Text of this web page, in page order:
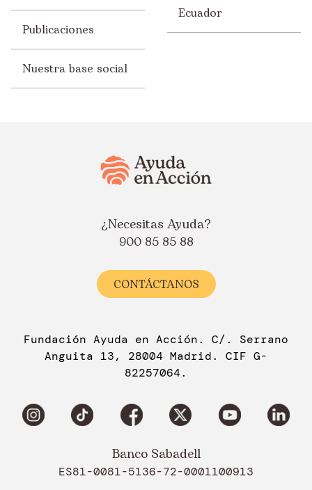
Publicaciones
Nuestra base social
Ecuador
¿Necesitas Ayuda?
900 85 85 88
CONTÁCTANOS
Fundación Ayuda en Acción. C/. Serrano
Anguita 13, 28004 Madrid. CIF G-
82257064.
Banco Sabadell
ES81-0081-5136-72-0001100913